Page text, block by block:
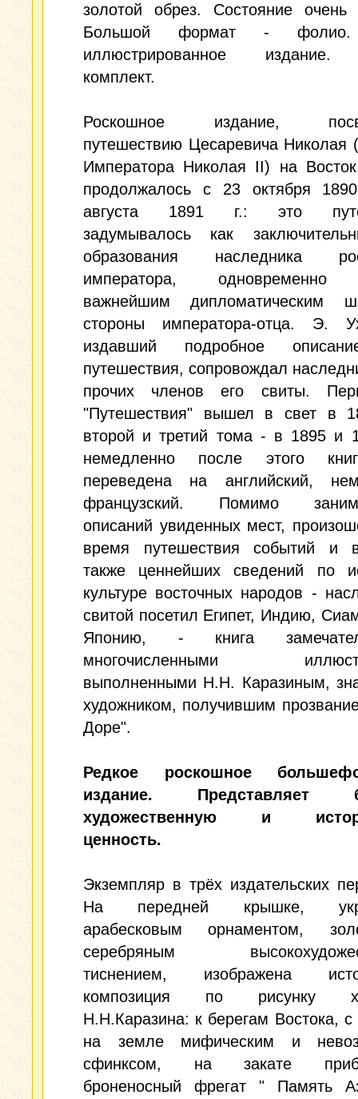
золотой обрез. Состояние очень
Большой формат - фолио.
иллюстрированное
комплект.
Роскошное издание,
путешествию Цесаревича Николая
Императора Николая II) на
продолжалось с 23 октября
августа 1891 г.: это
задумывалось как
образования наследника
императора, одновременно
важнейшим дипломатическим
стороны императора-отца. Э.
издавший подробное
путешествия, сопровождал
прочих членов его свиты.
"Путешествия" вышел в свет в
второй и третий тома - в 1895 и
немедленно после этого
переведена на английский,
французский. Помимо
описаний увиденных мест,
время путешествия событий и
также ценнейших сведений по
культуре восточных народов -
свитой посетил Египет, Индию,
Японию, - книга
многочисленными
выполненными Н.Н. Каразиным,
художником, получившим
Доре".
Редкое роскошное
издание. Представляет
художественную и
ценность.
Экземпляр в трёх издательских
На передней крышке,
арабесковым орнаментом,
серебряным
тиснением, изображена
композиция по рисунку
Н.Н.Каразина: к берегам Востока,
на земле мифическим и
сфинксом, на закате
броненосный фрегат " Память